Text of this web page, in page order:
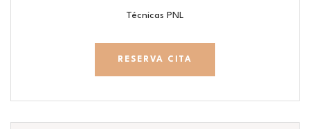
Técnicas PNL
RESERVA CITA